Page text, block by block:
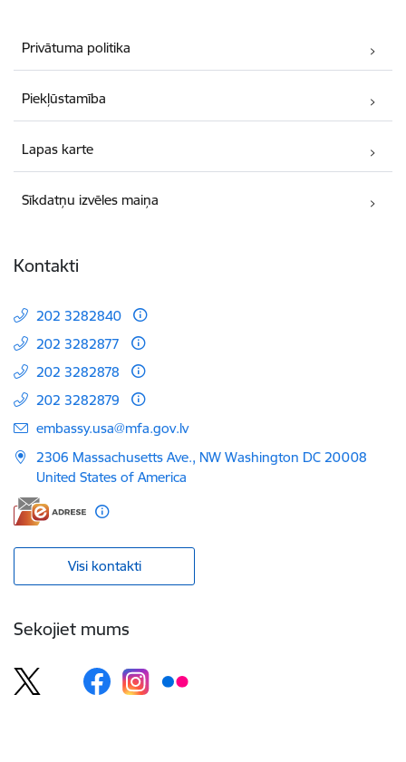
Privātuma politika
Piekļūstamība
Lapas karte
Sīkdatņu izvēles maiņa
Kontakti
202 3282840
202 3282877
202 3282878
202 3282879
E-pasts:
embassy.usa@mfa.gov.lv
2306 Massachusetts Ave., NW Washington DC 20008
United States of America
Visi kontakti
Sekojiet mums